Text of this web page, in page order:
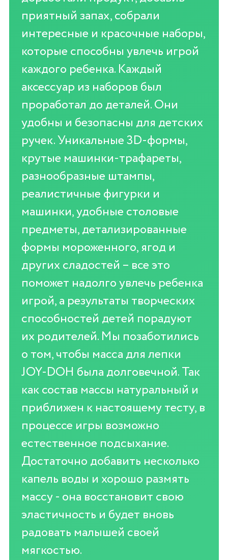
приятный запах, собрали
интересные и красочные наборы,
которые способны увлечь игрой
каждого ребенка. Каждый
аксессуар из наборов был
проработал до деталей. Они
удобны и безопасны для детских
ручек. Уникальные 3D-формы,
крутые машинки-трафареты,
разнообразные штампы,
реалистичные фигурки и
машинки, удобные столовые
предметы, детализированные
формы мороженного, ягод и
других сладостей – все это
поможет надолго увлечь ребенка
игрой, а результаты творческих
способностей детей порадуют
их родителей. Мы позаботились
о том, чтобы масса для лепки
JOY-DOH была долговечной. Так
как состав массы натуральный и
приближен к настоящему тесту, в
процессе игры возможно
естественное подсыхание.
Достаточно добавить несколько
капель воды и хорошо размять
массу - она восстановит свою
эластичность и будет вновь
радовать малышей своей
мягкостью.